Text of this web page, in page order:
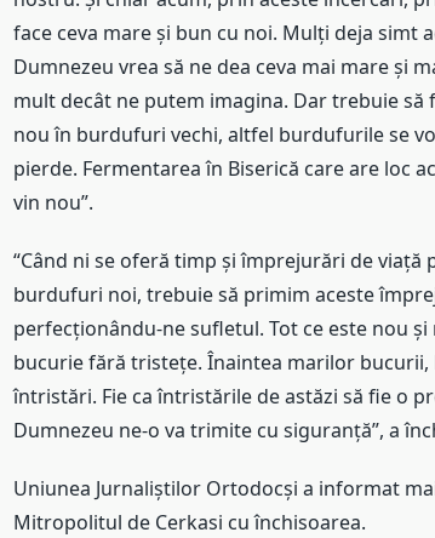
face ceva mare și bun cu noi. Mulți deja simt
Dumnezeu vrea să ne dea ceva mai mare și
mult decât ne putem imagina. Dar trebuie
nou în burdufuri vechi, altfel burdufurile se
pierde. Fermentarea în Biserică care are loc
vin nou”.
“Când ni se oferă timp și împrejurări de
burdufuri noi, trebuie să primim aceste
perfecționându-ne sufletul. Tot ce este nou
bucurie fără tristețe. Înaintea marilor
întristări. Fie ca întristările de astăzi să fie o
Dumnezeu ne-o va trimite cu siguranță”, a
Uniunea Jurnaliștilor Ortodocși a informat
Mitropolitul de Cerkasi cu închisoarea.